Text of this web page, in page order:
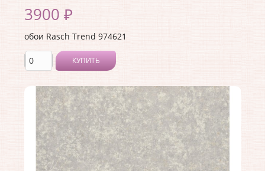
3900 ₽
обои Rasch Trend 974621
КУПИТЬ
Производитель:Rasch
Коллекция:Trend
Длина рулона:10.05 .
Ширина рулона:1.06 .
Материал покрытия:Виниловое
Страна: Германия
Материал основы:
Флизелин
Раппорт:<>